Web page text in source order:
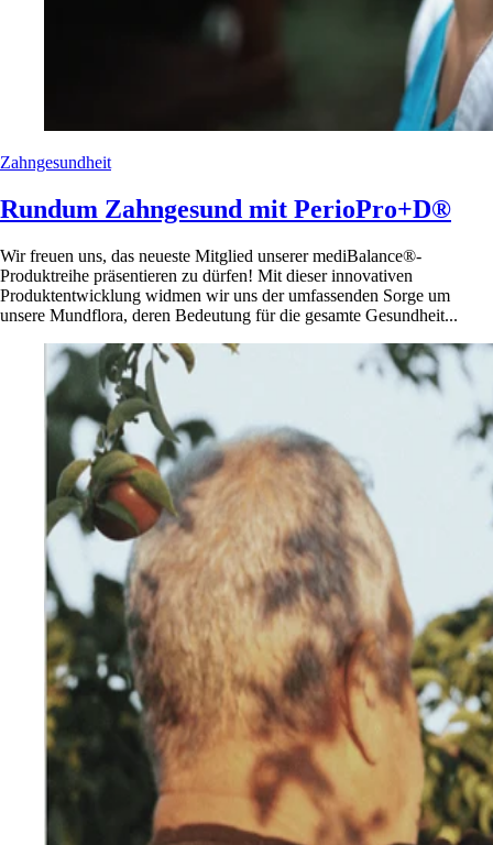
Zahngesundheit
Rundum Zahngesund mit PerioPro+D®
Wir freuen uns, das neueste Mitglied unserer mediBalance®-
Produktreihe präsentieren zu dürfen! Mit dieser innovativen
Produktentwicklung widmen wir uns der umfassenden Sorge um
unsere Mundflora, deren Bedeutung für die gesamte Gesundheit...